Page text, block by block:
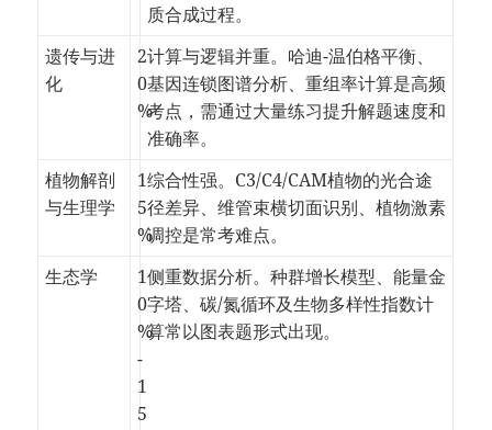
质合成过程。
遗传与进
化
2
0
%
计算与逻辑并重。哈迪-温伯格平衡、
基因连锁图谱分析、重组率计算是高频
考点，需通过大量练习提升解题速度和
准确率。
植物解剖
与生理学
1
5
%
综合性强。C3/C4/CAM植物的光合途
径差异、维管束横切面识别、植物激素
调控是常考难点。
生态学
1
0
%
-
1
5
侧重数据分析。种群增长模型、能量金
字塔、碳/氮循环及生物多样性指数计
算常以图表题形式出现。